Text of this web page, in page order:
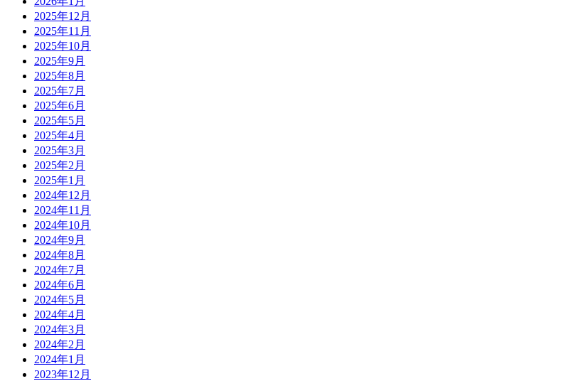
2025年12月
2025年11月
2025年10月
2025年9月
2025年8月
2025年7月
2025年6月
2025年5月
2025年4月
2025年3月
2025年2月
2025年1月
2024年12月
2024年11月
2024年10月
2024年9月
2024年8月
2024年7月
2024年6月
2024年5月
2024年4月
2024年3月
2024年2月
2024年1月
2023年12月